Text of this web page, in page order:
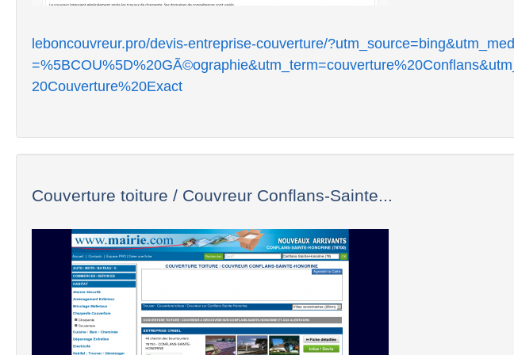
leboncouvreur.pro/devis-entreprise-couverture/
20Couverture%20Exact
Couverture toiture / Couvreur Conflans-Sainte...